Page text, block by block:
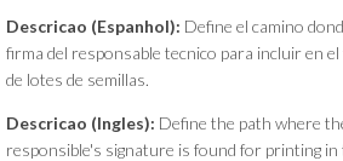
Descricao (Espanhol): Define el camino
firma del responsable tecnico para incluir en
de lotes de semillas.
Descricao (Ingles): Define the path where
responsible's signature is found for printing in